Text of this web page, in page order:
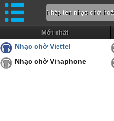
Mới nhất
Nhạc chờ Viettel
Nhạc chờ Vinaphone